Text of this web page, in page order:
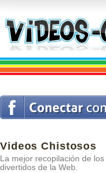
Videos Chistosos
La mejor recopilación de los
divertidos de la Web.